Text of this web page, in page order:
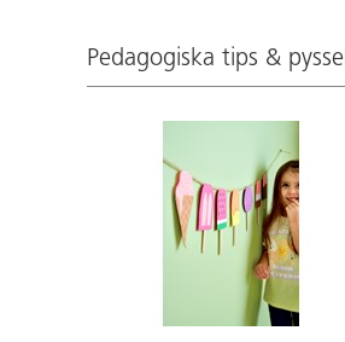
Pedagogiska tips & pyssel